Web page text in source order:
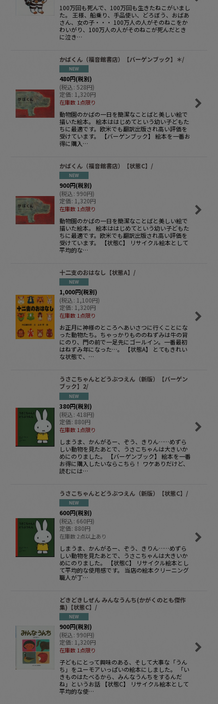
100万回も死んで、100万回も生きたねこがいまし
た。 王様、船乗り、手品使い、どろぼう、おばあ
さん、女の子・・・ 100万人の人がそのねこをか
わいがり、100万人の人がそのねこが死んだとき
に泣き…
かばくん（福音館書店）【バーゲンブック】＊/
480円(税別)
(税込: 528円)
定価: 1,320円
在庫数 1点限り
動物園のかばの一日を簡潔なことばと美しい絵で
描いた絵本。 絵本ははじめてという幼い子どもた
ちに最適です。欧米でも翻訳出版され高い評価を
受けています。 【バーゲンブック】 絵本を一番お
得に購入…
かばくん（福音館書店）【状態C】/
900円(税別)
(税込: 990円)
定価: 1,320円
在庫数 1点限り
動物園のかばの一日を簡潔なことばと美しい絵で
描いた絵本。 絵本ははじめてという幼い子どもた
ちに最適です。欧米でも翻訳出版され高い評価を
受けています。 【状態C】 リサイクル絵本として
平均的な…
十二支のおはなし【状態A】/
1,000円(税別)
(税込: 1,100円)
定価: 1,320円
在庫数 1点限り
お正月に神様のところへあいさつに行くことにな
った動物たち。ちゃっかりもののねずみは牛の背
にのり、門の前で一足先にゴールイン。一番最初
はねずみ年になった…。 【状態A】 とてもきれい
な状態で、…
うさこちゃんとどうぶつえん（新版）【バーゲン
ブック】2/
380円(税別)
(税込: 418円)
定価: 880円
在庫数 1点限り
しまうま、かんがるー、ぞう、きりん……めずら
しい動物を見たあとで、うさこちゃんは大きいか
めにのりました。 【バーゲンブック】 絵本を一番
お得に購入したいならこちら！ ワケありだけど、
読むには…
うさこちゃんとどうぶつえん（新版）【状態C】/
600円(税別)
(税込: 660円)
定価: 880円
在庫数 2点以上あり
しまうま、かんがるー、ぞう、きりん……めずら
しい動物を見たあとで、うさこちゃんは大きいか
めにのりました。 【状態C】 リサイクル絵本とし
て平均的な使用感です。 当店の絵本クリーニング
職人が丁…
どきどきしぜん みんなうんち(かがくのとも傑作
集)【状態C】/
900円(税別)
(税込: 990円)
定価: 1,320円
在庫数 1点限り
子どもにとって興味のある、そして大事な「うん
ち」をユーモアいっぱいの絵本にしました。 「い
きものはたべるから、みんなうんちをするんだ
ね」というお話 【状態C】 リサイクル絵本として
平均的な使…